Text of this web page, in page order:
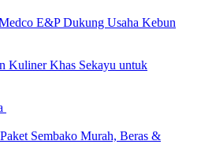
E&P Dukung Usaha Kebun
Kuliner Khas Sekayu untuk
Sembako Murah, Beras &